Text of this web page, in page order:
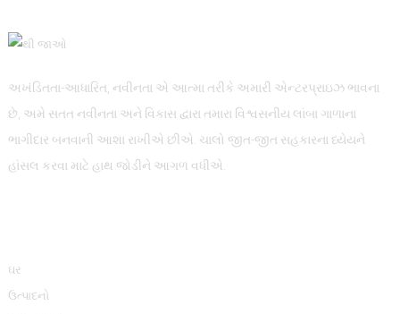
અખંડિતતા-આધારિત, નવીનતા એ આત્મા તરીકે અમારી એન્ટરપ્રાઇઝ ભાવના
છે, અમે સતત નવીનતા અને વિકાસ દ્વારા તમારા વિશ્વસનીય લાંબા ગાળાના
ભાગીદાર બનવાની આશા રાખીએ છીએ. ચાલો જીત-જીત સહકારના ધ્યેયને
હાંસલ કરવા માટે હાથ જોડીને આગળ વધીએ.
ઘર
ઉત્પાદનો